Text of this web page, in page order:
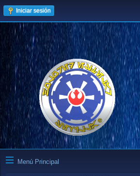
Iniciar sesión
Menú Principal